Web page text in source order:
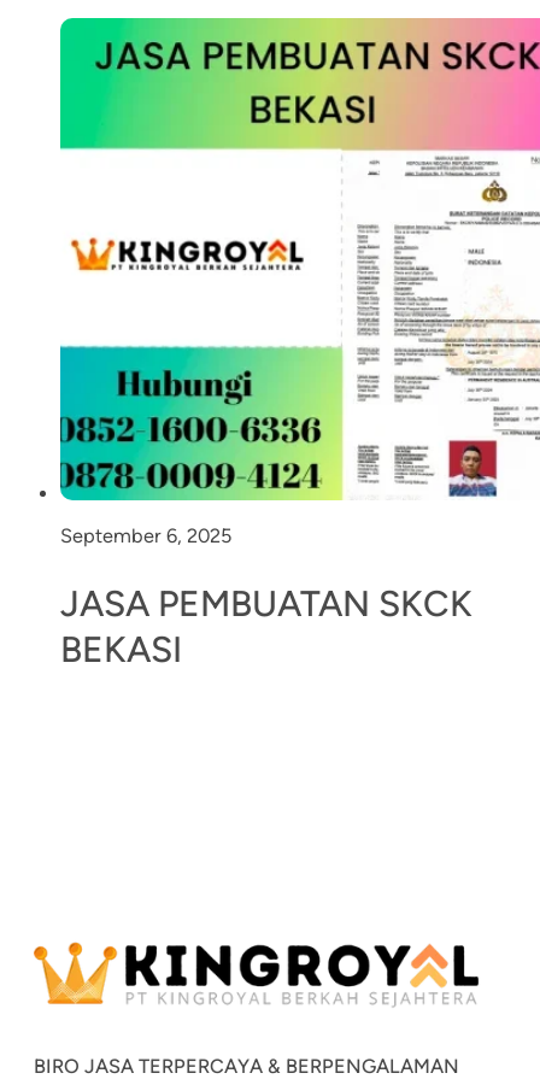
September 6, 2025
JASA PEMBUATAN SKCK
BEKASI
BIRO JASA TERPERCAYA & BERPENGALAMAN